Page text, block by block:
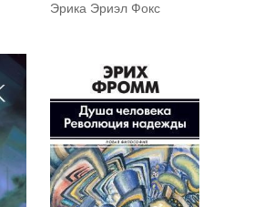
Эрика Эриэл Фокс